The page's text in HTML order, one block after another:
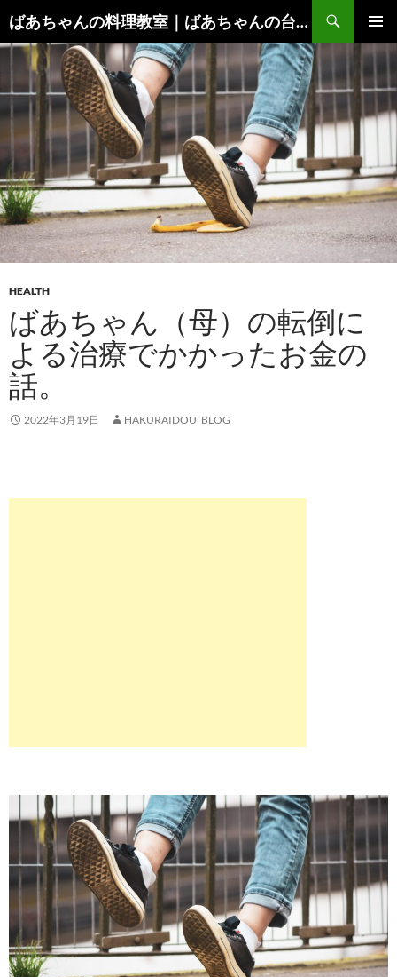
ン
テ
ツ
へ
キ
ッ
プ
ばあちゃんの料理教室｜ばあちゃんの台所から学ぶ、食と健康の知恵
索
HEALTH
ばあちゃん（母）の転倒に
よる治療でかかったお金の
話。
2022年3月19日 HAKURAIDOU_BLOG